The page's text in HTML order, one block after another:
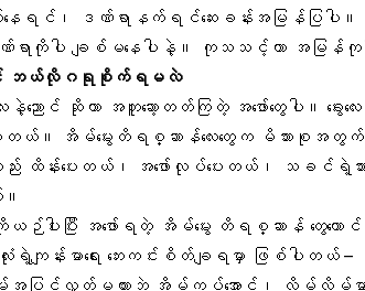
နေရင်၊ ဒဏ်ရာနက်ရင်ဆေးခန်းအမြန်ပြပါ
ဏ်ရာကိုပါ ချစ်မနေပါနဲ့။ ကုသသင့်တာ အမြန်ကု
င် ဘယ်လိုဂရုစိုက်ရမလဲ
းနဲ့ညောင် ဆိုတာ အတူဆော့တတ်ကြတဲ့ အဖော်တွေပါ။ ခွေးလေ
ါတယ်။ အိမ်မွေးတိရစ္ဆာန်လေးတွေက မိသားစုအတွ
ည်း ထိန်းပေးတယ်၊ အဖော်လုပ်ပေးတယ်၊ သခင်ရဲ့
။
ဉ်ပါးပြီး အဖော်ရတဲ့ အိမ်မွေး တိရစ္ဆာန် တွေ
ရဲ့ကျန်းမာရေး ဘေးကင်းစိတ်ချရမှာ ဖြစ်ပါတယ် –
မ်အပြင်လွှတ်မထားဘဲ အိမ်ကပ်အောင်၊ လိမ်လိမ်မာမ